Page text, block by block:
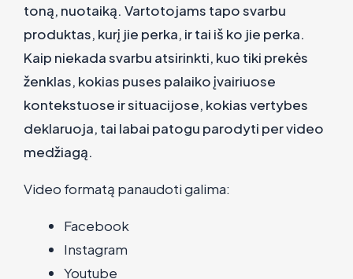
toną, nuotaiką. Vartotojams tapo svarbu
produktas, kurį jie perka, ir tai iš ko jie perka.
Kaip niekada svarbu atsirinkti, kuo tiki prekės
ženklas, kokias puses palaiko įvairiuose
kontekstuose ir situacijose, kokias vertybes
deklaruoja, tai labai patogu parodyti per video
medžiagą.
Video formatą panaudoti galima:
Facebook
Instagram
Youtube